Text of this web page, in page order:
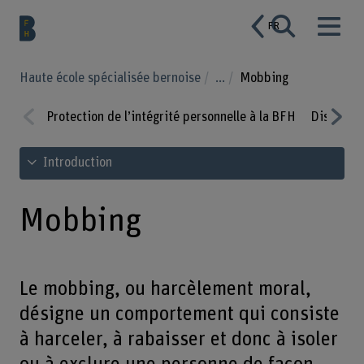
FR
Haute école spécialisée bernoise ... Mobbing
Prev
ious
Protection de l’intégrité personnelle à la BFH
Nex
t
Voir le sommaire
Introduction
Mobbing
Le mobbing, ou harcèlement moral,
désigne un comportement qui consiste
à harceler, à rabaisser et donc à isoler